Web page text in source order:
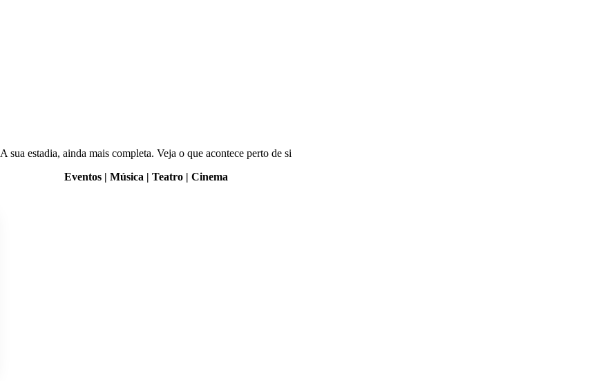
A sua estadia, ainda mais completa. Veja o que acontece perto de si
Eventos | Música | Teatro | Cinema